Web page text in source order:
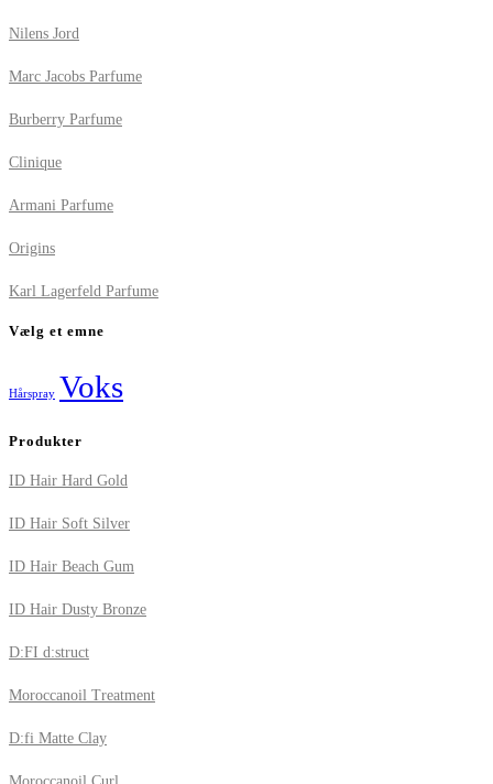
Nilens Jord
Marc Jacobs Parfume
Burberry Parfume
Clinique
Armani Parfume
Origins
Karl Lagerfeld Parfume
Vælg et emne
Hårspray Voks
Produkter
ID Hair Hard Gold
ID Hair Soft Silver
ID Hair Beach Gum
ID Hair Dusty Bronze
D:FI d:struct
Moroccanoil Treatment
D:fi Matte Clay